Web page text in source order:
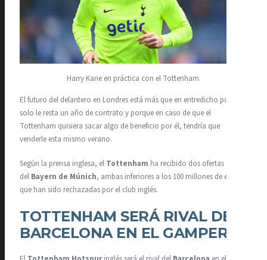
Harry Kane en práctica con el Tottenham.
El futuro del delantero en Londres está más que en entredicho porque
solo le resta un año de contrato y porque en caso de que el
Tottenham quisiera sacar algo de beneficio por él, tendría que
venderle esta mismo verano.
Según la prensa inglesa, el Tottenham ha recibido dos ofertas
del Bayern de Múnich, ambas inferiores a los 100 millones de euros y
que han sido rechazadas por el club inglés.
TOTTENHAM SERÁ RIVAL DEL
BARCELONA EN EL GAMPER